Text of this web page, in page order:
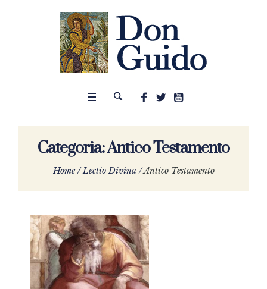
Categoria:Antico Testamento
Home /Lectio Divina /Antico Testamento